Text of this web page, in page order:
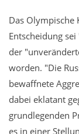
Das Olympische
Entscheidung
der
worden. "Die
bewaffnete
dabei eklatant
grundlegenden
es in einer